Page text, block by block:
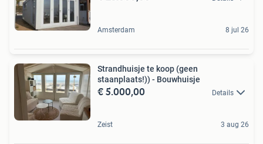
Amsterdam 8 jul 26
Strandhuisje te koop (geen
staanplaats!)) - Bouwhuisje
€ 5.000,00 Details
Zeist 3 aug 26